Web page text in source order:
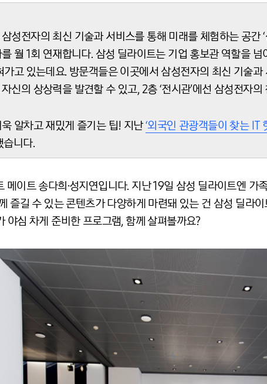
성전자의 최신 기술과 서비스를 통해 미래를 체험하는 공
월 1회 연재합니다. 삼성 딜라이트는 기업 홍보관 역할을
고 있는데요. 방문객들은 이곳에서 삼성전자의 최신 기술과
신의 상상력을 발견할 수 있고, 2층 ‘전시관’에선 삼성전자
알차고 재밌게 즐기는 팁! 지난‘외국인 관광객들이 찾는 IT
습니다.
메이트 송다희·성지연입니다. 지난 19일 삼성 딜라이트엔
즐길 수 있는 콘텐츠가 다양하게 마련돼 있는 건 삼성 딜라
야심 차게 준비한 프로그램, 함께 살펴볼까요?